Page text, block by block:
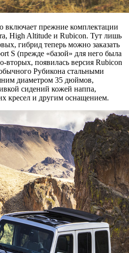
включает прежние комплектации
High Altitude и Rubicon. Тут лишь
гибрид теперь можно заказать
S (прежде «базой» для него была
вторых, появилась версия Rubicon
Рубикона стальными
диаметром 35 дюймов,
сидений кожей наппа,
кресел и другим оснащением.